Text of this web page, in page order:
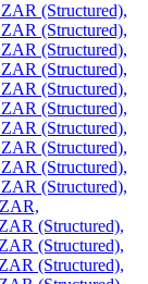
(Structured),
(Structured),
(Structured),
(Structured),
(Structured),
(Structured),
(Structured),
(Structured),
(Structured),
(Structured),
(Structured),
(Structured),
(Structured),